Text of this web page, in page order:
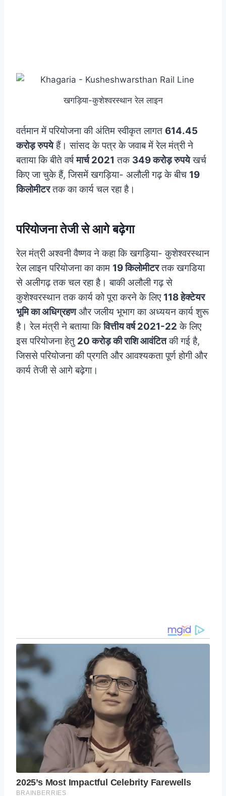
खगड़िया-कुशेश्वरस्थान रेल लाइन
वर्तमान में परियोजना की अंतिम स्वीकृत लागत 614.45
करोड़ रुपयेहैं। सांसद के पत्र के जवाब में रेल मंत्री ने
बताया कि बीते वर्षमार्च 2021 तक 349 करोड़ रुपयेखर्च
किए जा चुके हैं, जिसमें खगड़िया- अलौली गढ़ के बीच 19
किलोमीटरतक का कार्य चल रहा है।
परियोजना तेजी से आगे बढ़ेगा
रेल मंत्री अश्वनी वैष्णव ने कहा कि खगड़िया- कुशेश्वरस्थान
रेल लाइन परियोजना का काम 19 किलोमीटरतक खगडिया
से अलीगढ़ तक चल रहा है। बाकी अलौली गढ़ से
कुशेश्वरस्थान तक कार्य को पूरा करने के लिए 118 हेक्टेयर
भूमि का अधिग्रहणऔर जलीय भूभाग का अध्ययन कार्य शुरू
है। रेल मंत्री ने बताया किवित्तीय वर्ष 2021-22 के लिए
इस परियोजना हेतु 20 करोड़ की राशि आवंटितकी गई है,
जिससे परियोजना की प्रगति और आवश्यकता पूर्ण होगी और
कार्य तेजी से आगे बढ़ेगा।